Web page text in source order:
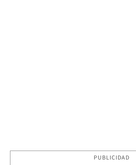
PUBLICIDAD